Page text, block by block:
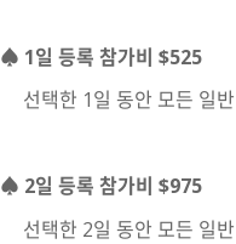
♠ 1일 등록 참가비 $525
선택한 1일 동안 모든 일
♠ 2일 등록 참가비 $975
선택한 2일 동안 모든 일